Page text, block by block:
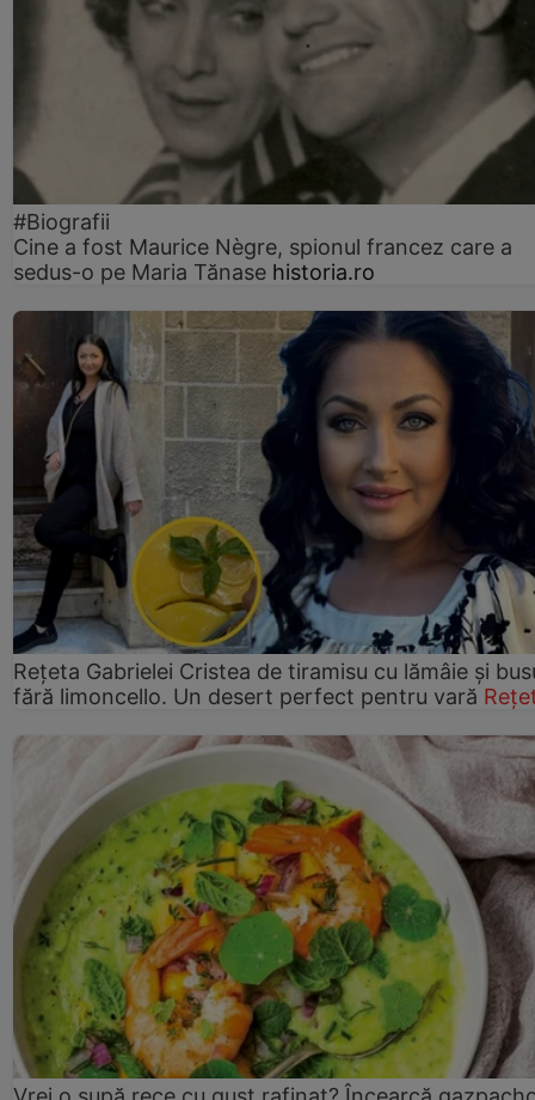
#Biografii
Cine a fost Maurice Nègre, spionul francez care a
sedus-o pe Maria Tănase historia.ro
Rețeta Gabrielei Cristea de tiramisu cu lămâie și
fără limoncello. Un desert perfect pentru vară